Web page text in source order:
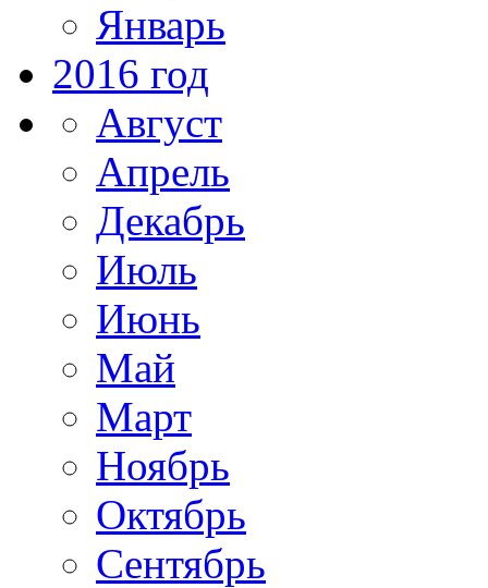
Январь
2016 год
Август
Апрель
Декабрь
Июль
Июнь
Май
Март
Ноябрь
Октябрь
Сентябрь